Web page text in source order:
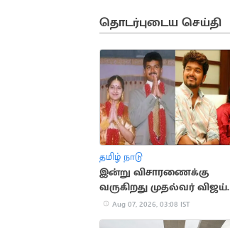
தொடர்புடைய செய்தி
தமிழ் நாடு
இன்று விசாரணைக்கு
வருகிறது முதல்வர் விஜய்
விவாகரத்து வழக்கு
Aug 07, 2026, 03:08 IST